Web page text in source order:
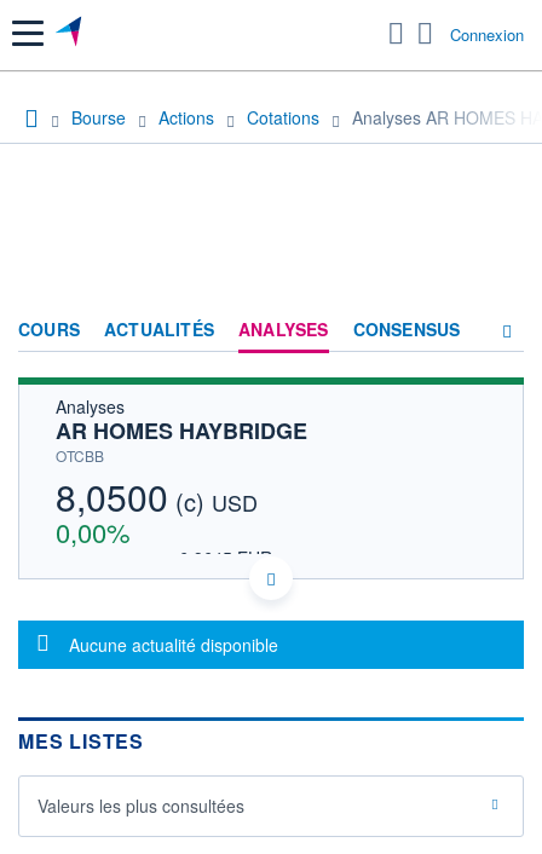
Menu Connexion
Bourse Actions Cotations Analyses AR HOMES
COURS ACTUALITÉS ANALYSES CONSENSUS
Analyses
AR HOMES HAYBRIDGE
OTCBB
8,0500 (c) USD
0,00%
6,9645 EUR
DONNÉES TEMPS DIFFÉRÉ
Politique d'exécution
Cotation sur les autres places
0,0000
0,0000 0,0000
VOLUME
0 0,00%
Message d'information
Aucune actualité disponible
MES LISTES
Valeurs les plus consultées